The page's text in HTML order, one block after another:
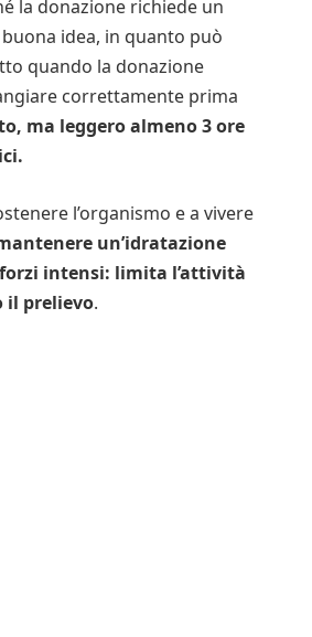
la donazione richiede un
idea, in quanto può
quando la donazione
correttamente prima
ma leggero almeno 3 ore
l’organismo e a vivere
un’idratazione
intensi: limita l’attività
il prelievo.